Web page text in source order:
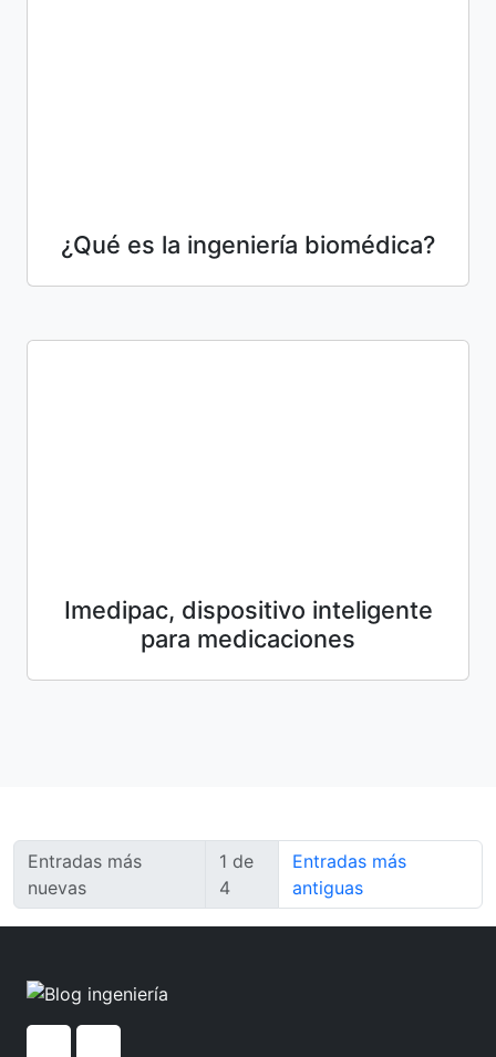
¿Qué es la ingeniería biomédica?
Imedipac, dispositivo inteligente
para medicaciones
Entradas más
nuevas
1 de
4
Entradas más
antiguas